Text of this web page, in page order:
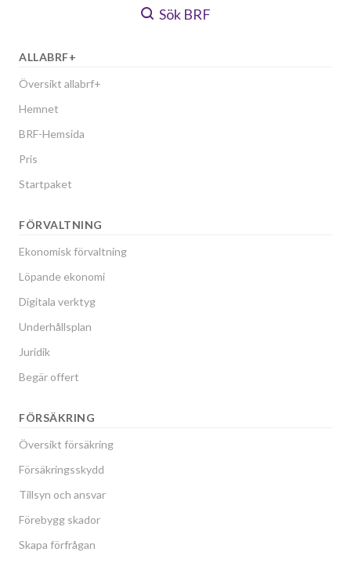
Sök BRF
ALLABRF+
Översikt allabrf+
Hemnet
BRF-Hemsida
Pris
Startpaket
FÖRVALTNING
Ekonomisk förvaltning
Löpande ekonomi
Digitala verktyg
Underhållsplan
Juridik
Begär offert
FÖRSÄKRING
Översikt försäkring
Försäkringsskydd
Tillsyn och ansvar
Förebygg skador
Skapa förfrågan